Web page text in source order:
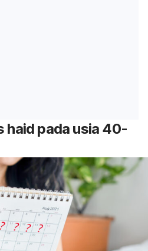
haid pada usia 40-